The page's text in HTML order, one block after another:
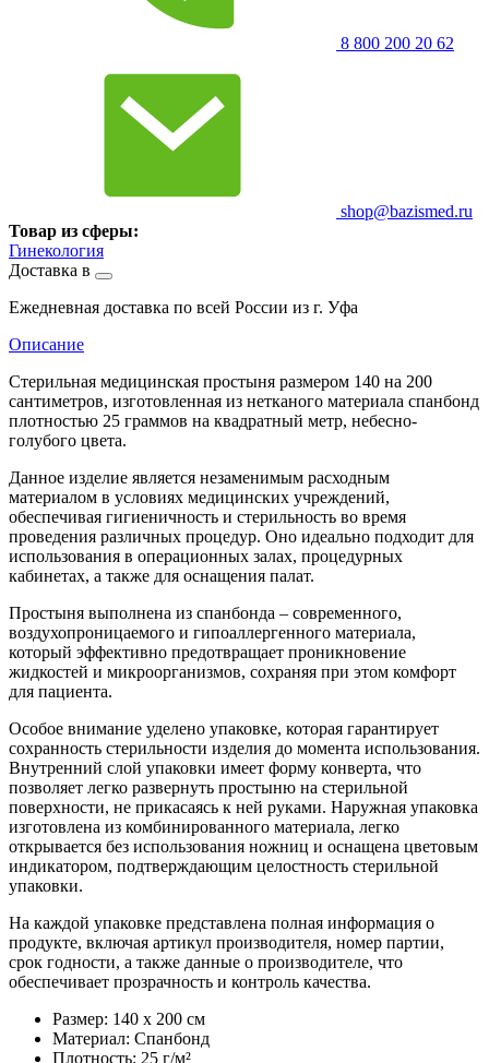
8 800 200 20 62
shop@bazismed.ru
Товар из сферы:
Гинекология
Доставка в
Ежедневная доставка по всей России из г. Уфа
Описание
Стерильная медицинская простыня размером 140 на 200
сантиметров, изготовленная из нетканого материала спанбонд
плотностью 25 граммов на квадратный метр, небесно-
голубого цвета.
Данное изделие является незаменимым расходным
материалом в условиях медицинских учреждений,
обеспечивая гигиеничность и стерильность во время
проведения различных процедур. Оно идеально подходит для
использования в операционных залах, процедурных
кабинетах, а также для оснащения палат.
Простыня выполнена из спанбонда – современного,
воздухопроницаемого и гипоаллергенного материала,
который эффективно предотвращает проникновение
жидкостей и микроорганизмов, сохраняя при этом комфорт
для пациента.
Особое внимание уделено упаковке, которая гарантирует
сохранность стерильности изделия до момента использования.
Внутренний слой упаковки имеет форму конверта, что
позволяет легко развернуть простыню на стерильной
поверхности, не прикасаясь к ней руками. Наружная упаковка
изготовлена из комбинированного материала, легко
открывается без использования ножниц и оснащена цветовым
индикатором, подтверждающим целостность стерильной
упаковки.
На каждой упаковке представлена полная информация о
продукте, включая артикул производителя, номер партии,
срок годности, а также данные о производителе, что
обеспечивает прозрачность и контроль качества.
Размер: 140 x 200 см
Материал: Спанбонд
Плотность: 25 г/м²